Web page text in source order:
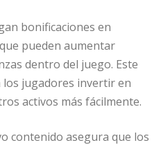
bonificaciones en
pueden aumentar
dentro del juego. Este
jugadores invertir en
activos más fácilmente.
contenido asegura que los